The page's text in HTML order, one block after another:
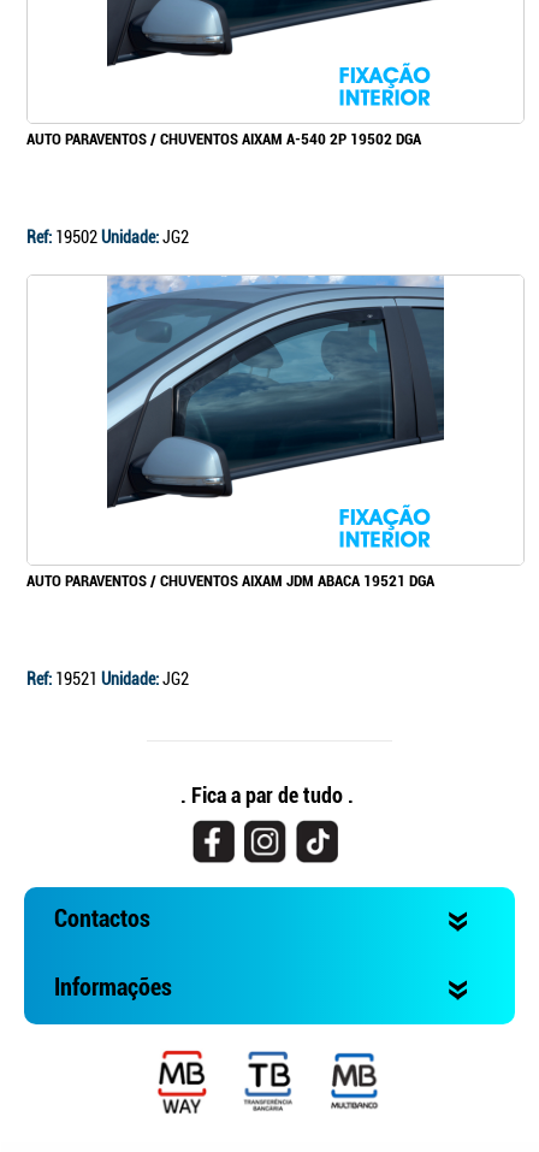
AUTO PARAVENTOS / CHUVENTOS AIXAM A-540 2P 19502 DGA
Ref: 19502Unidade:JG2
AUTO PARAVENTOS / CHUVENTOS AIXAM JDM ABACA 19521 DGA
Ref: 19521 Unidade:JG2
. Fica a par de tudo .
Contactos
Informações